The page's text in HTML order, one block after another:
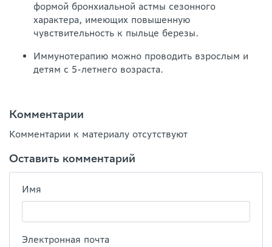
формой бронхиальной астмы сезонного
характера, имеющих повышенную
чувствительность к пыльце березы.
Иммунотерапию можно проводить взрослым и
детям с 5-летнего возраста.
Комментарии
Комментарии к материалу отсутствуют
Оставить комментарий
Имя
Электронная почта